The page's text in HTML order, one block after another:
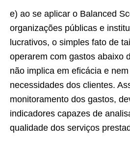
e) ao se aplicar o Balanced
organizações públicas e
lucrativos, o simples fato de
operarem com gastos abaixo
não implica em eficácia e
necessidades dos clientes.
monitoramento dos gastos,
indicadores capazes de
qualidade dos serviços